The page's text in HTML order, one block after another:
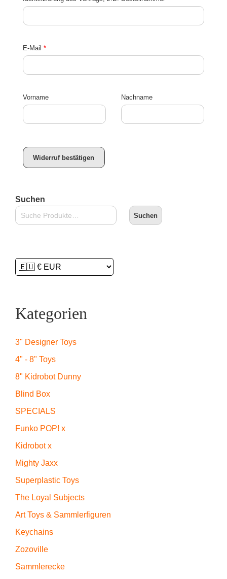
E-Mail *
Mail
Vorname Nachname
Widerruf bestätigen
Suchen
Suchen
Kategorien
3" Designer Toys
4" - 8" Toys
8" Kidrobot Dunny
Blind Box
SPECIALS
Funko POP! x
Kidrobot x
Mighty Jaxx
Superplastic Toys
The Loyal Subjects
Art Toys & Sammlerfiguren
Keychains
Zozoville
Sammlerecke